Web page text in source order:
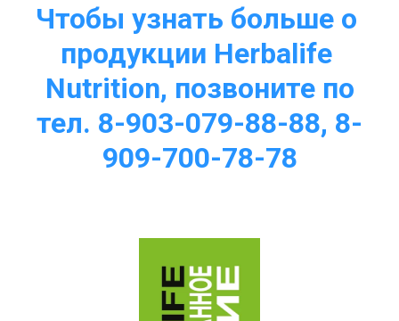
Чтобы узнать больше о
продукции Herbalife
Nutrition, позвоните по
тел. 8-903-079-88-88, 8-
909-700-78-78